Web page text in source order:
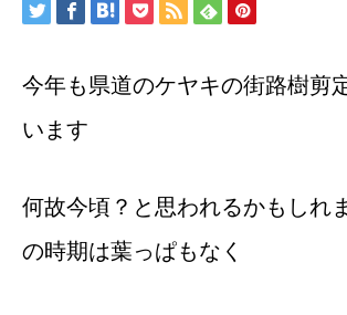
今年も県道のケヤキの街路樹剪
います
何故今頃？と思われるかもしれ
の時期は葉っぱもなく